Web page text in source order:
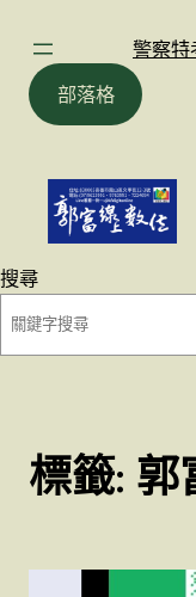
警察
部落格
搜尋
標籤: 郭